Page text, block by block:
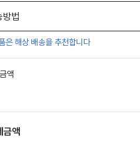
방법
은 해상 배송을 추천합니다
액
금액